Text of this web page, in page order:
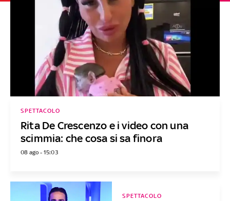
Rita De Crescenzo e i video con una
scimmia: che cosa si sa finora
SPETTACOLO
08 ago - 15:03
SPETTACOLO